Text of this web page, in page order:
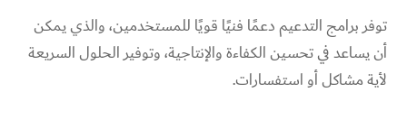
توفر برامج التدعيم دعمًا فنيًا قويًا للمستخدمين، والذي يمكن
أن يساعد في تحسين الكفاءة والإنتاجية، وتوفير الحلول السريعة
لأية مشاكل أو استفسارات.